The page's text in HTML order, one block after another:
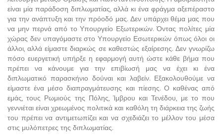
είναι μία παράδοση διπλωματίας, αλλά κι ένα φράγμα αξεπέραστο
για την ανάπτυξη και την πρόοδό μας. Δεν υπάρχει θέμα μας που
να μην περνά από το Υπουργείο Εξωτερικών. Όντας πολίτες μία
χώρας δεν υπαγόμαστε στο Υπουργείο Εσωτερικών όπως όλοι οι
άλλοι, αλλά είμαστε διαρκώς σε καθεστώς εξαίρεσης. Δεν γνωρίζω
πόσο ευεργετική υπήρξε η εφαρμογή αυτή ώστε κάθε βήμα που
πρέπει να κάνουμε για την επιβίωσή μας να έχει κι ένα
διπλωματικό παρασκήνιο δούναι και λαβείν. Εξακολουθούμε να
είμαστε ένα μέσο διαπραγμάτευσης και πίεσης. Ο καθένας από
εμάς, τους Ρωμιούς της Πόλης, Ίμβρου και Τενέδου, με το που
γεννιέται είναι χρεωμένος πολιτικά και καθόλη τη διάρκεια της ζωής
του πρέπει να αντιμετωπίζει και να σχεδιάζει το μέλλον του μέσα
στις μυλόπετρες της διπλωματίας.